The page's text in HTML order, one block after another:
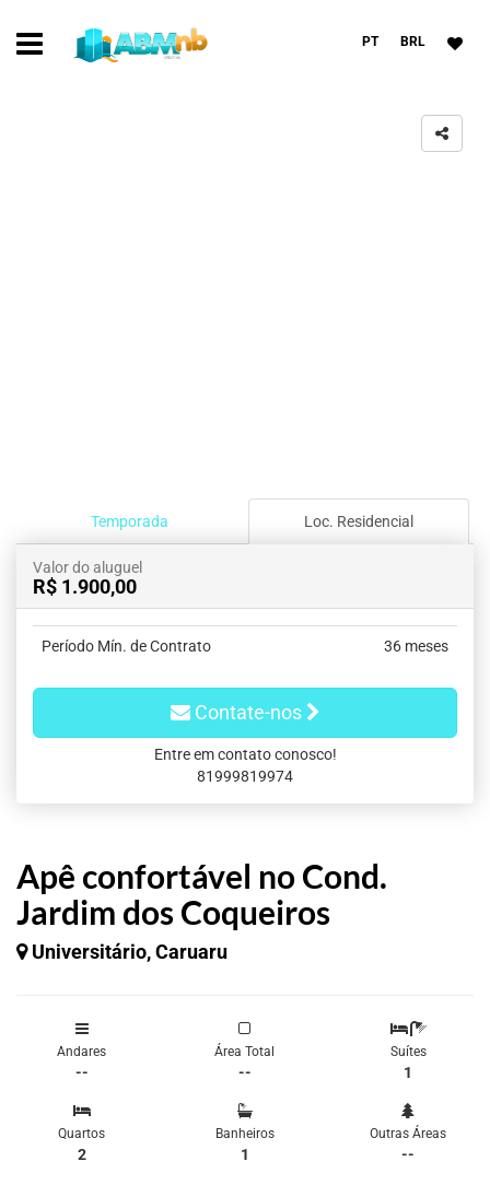
PT BRL
Apê confortável no Cond.
Jardim dos Coqueiros
Universitário, Caruaru
Andares
--
Área Total
--
Suítes
1
Quartos
2
Banheiros
1
Outras Áreas
--
Temporada Loc. Residencial
Valor do aluguel
R$ 1.900,00
Período Mín. de Contrato 36 meses
Contate-nos
Entre em contato conosco!
81999819974